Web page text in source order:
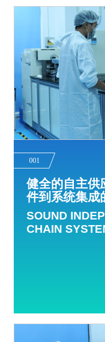
001
健全的自主供
件到系统集成
SOUND
CHAIN